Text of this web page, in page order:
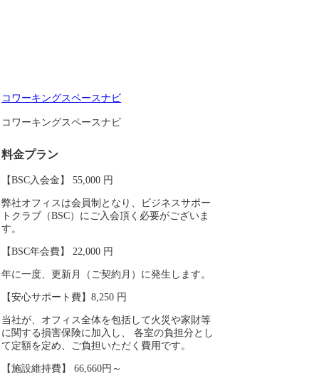
コワーキングスペースナビ
コワーキングスペースナビ
料金プラン
【BSC入会金】 55,000 円
弊社オフィスは会員制となり、ビジネスサポー
トクラブ（BSC）にご入会頂く必要がございま
す。
【BSC年会費】 22,000 円
年に一度、更新月（ご契約月）に発生します。
【安心サポート費】8,250 円
当社が、オフィス全体を包括して火災や家財等
に関する損害保険に加入し、 各室の負担分とし
て定額を定め、ご負担いただく費用です。
【施設維持費】 66,660円～